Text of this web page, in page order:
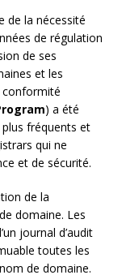
de la nécessité
de régulation
de ses
et les
conformité
) a été
fréquents et
qui ne
et de sécurité.
de la
domaine. Les
journal d’audit
toutes les
de domaine.